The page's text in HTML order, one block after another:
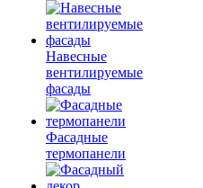
Навесные
вентилируемые
фасады
Фасадные
термопанели